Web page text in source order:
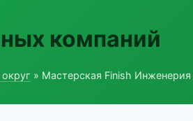
компаний
» Мастерская Finish Инженерия